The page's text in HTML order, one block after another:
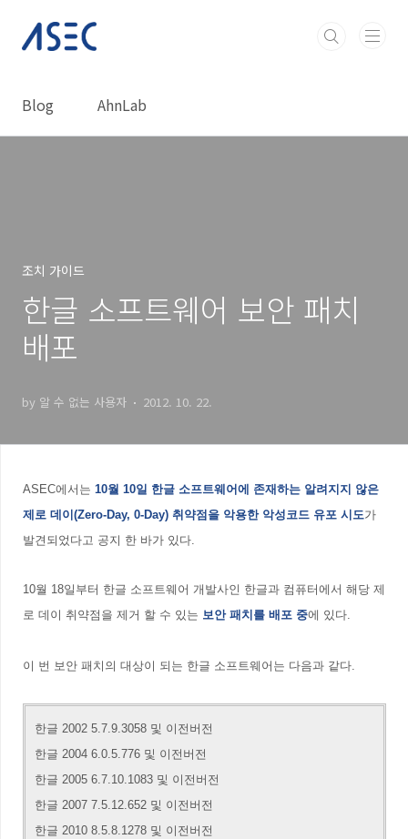
Blog AhnLab
조치 가이드
한글 소프트웨어 보안 패치
배포
by 알 수 없는 사용자 2012. 10. 22.
ASEC에서는 10월 10일 한글 소프트웨어에 존재하는 알려지지 않은
제로 데이(Zero-Day, 0-Day) 취약점을 악용한 악성코드 유포 시도가
발견되었다고 공지 한 바가 있다.
10월 18일부터 한글 소프트웨어 개발사인 한글과 컴퓨터에서 해당 제
로 데이 취약점을 제거 할 수 있는 보안 패치를 배포 중에 있다.
이 번 보안 패치의 대상이 되는 한글 소프트웨어는 다음과 같다.
한글 2002 5.7.9.3058 및 이전버전
한글 2004 6.0.5.776 및 이전버전
한글 2005 6.7.10.1083 및 이전버전
한글 2007 7.5.12.652 및 이전버전
한글 2010 8.5.8.1278 및 이전버전